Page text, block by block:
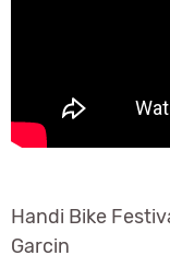
Handi Bike
Garcin